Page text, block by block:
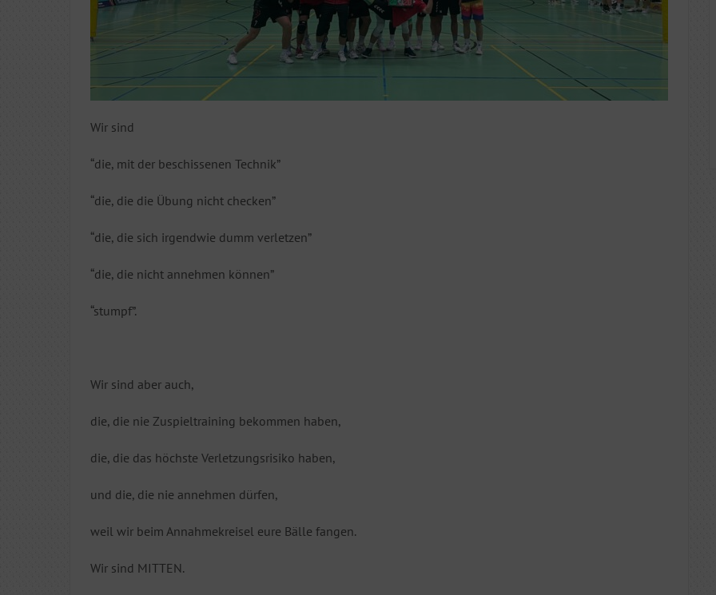
Wir sind
“die, mit der beschissenen Technik”
“die, die die Übung nicht checken”
“die, die sich irgendwie dumm verletzen”
“die, die nicht annehmen können”
“stumpf”.
Wir sind aber auch,
die, die nie Zuspieltraining bekommen haben,
die, die das höchste Verletzungsrisiko haben,
und die, die nie annehmen dürfen,
weil wir beim Annahmekreisel eure Bälle fangen.
Wir sind MITTEN.